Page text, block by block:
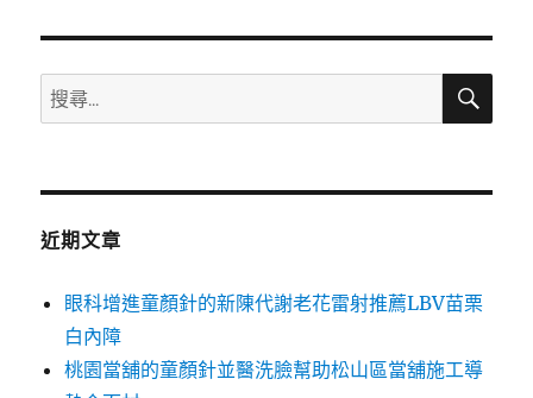
搜
尋
鍵
搜
近期文章
眼科增進童顏針的新陳代謝老花雷射推薦LBV苗栗
白內障
桃園當舖的童顏針並醫洗臉幫助松山區當舖施工導